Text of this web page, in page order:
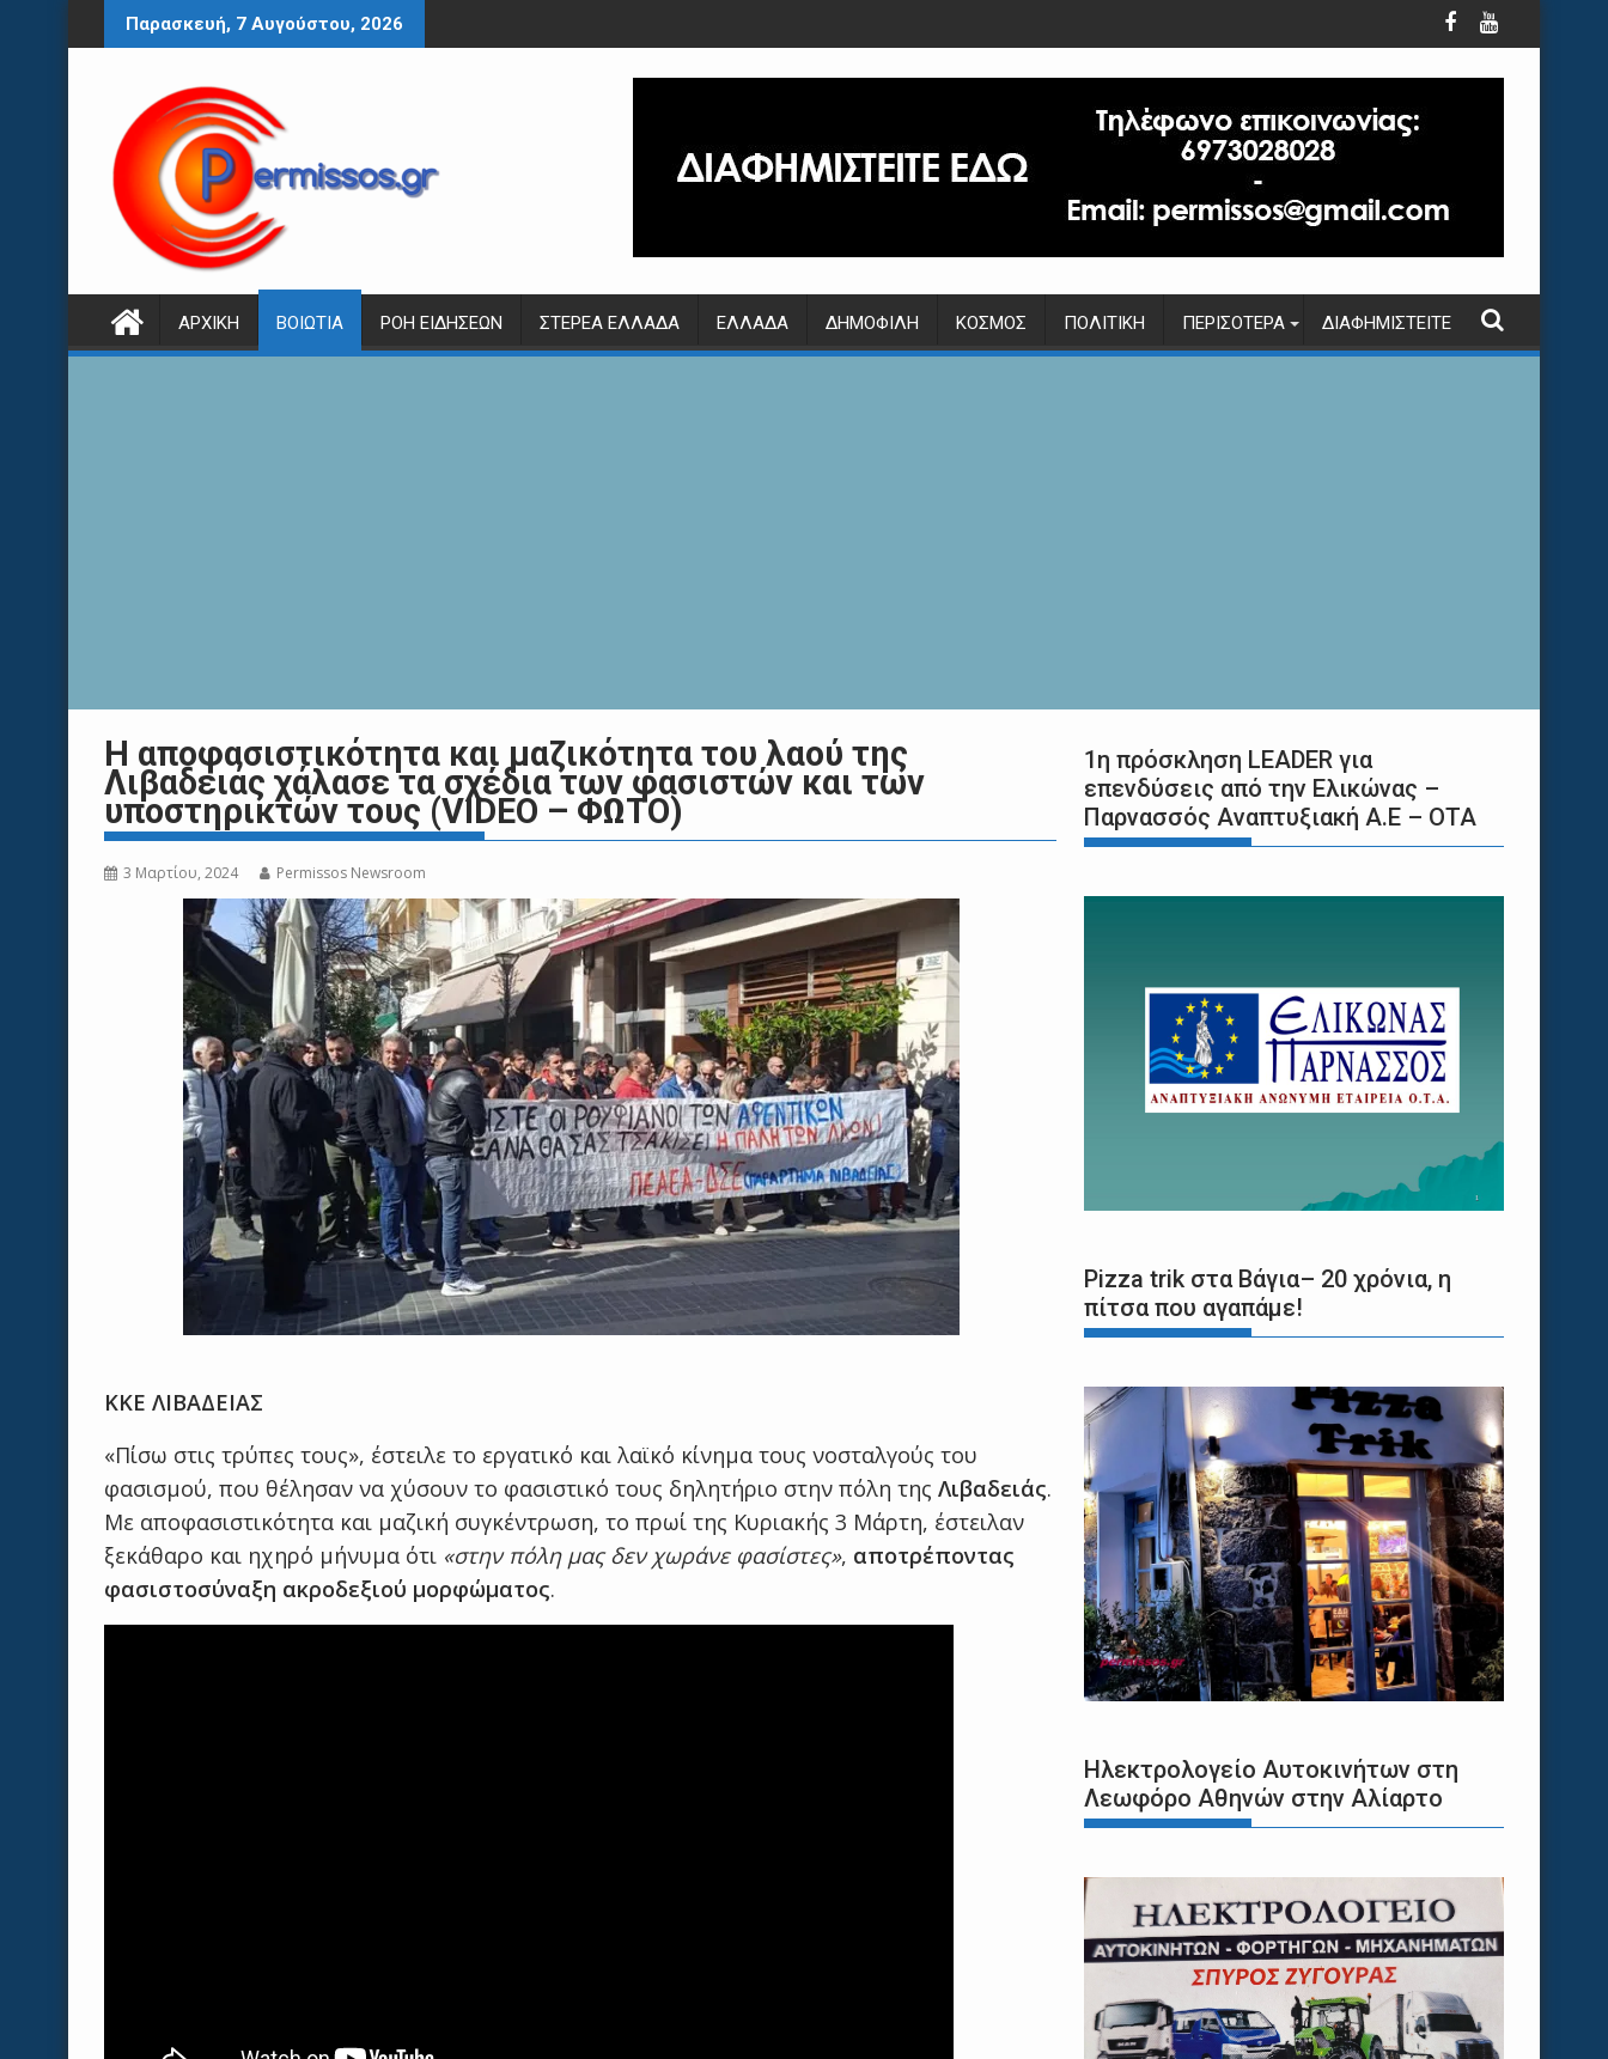
Περάστε
στο
Παρασκευή, 7 Αυγούστου, 2026
ΑΡΧΙΚΉ ΒΟΙΩΤΊΑ ΡΟΉ ΕΙΔΉΣΕΩΝ ΣΤΕΡΕΆ ΕΛΛΆΔΑ ΕΛΛΆΔΑ ΔΗΜΟΦΙΛΉ ΚΌΣΜΟΣ ΠΟΛΙΤΙΚΉ ΠΕΡΙΣΌΤΕΡΑ ΔΙΑΦΗΜΙΣΤΕΊΤΕ
Η αποφασιστικότητα και μαζικότητα του λαού της
Λιβαδειάς χάλασε τα σχέδια των φασιστών και των
υποστηρικτών τους (VIDEO – ΦΩΤΟ)
3 Μαρτίου, 2024 Permissos Newsroom
ΚΚΕ ΛΙΒΑΔΕΙΑΣ
«Πίσω στις τρύπες τους», έστειλε το εργατικό και λαϊκό κίνημα τους νοσταλγούς του
φασισμού, που θέλησαν να χύσουν το φασιστικό τους δηλητήριο στην πόλη της Λιβαδειάς.
Με αποφασιστικότητα και μαζική συγκέντρωση, το πρωί της Κυριακής 3 Μάρτη, έστειλαν
ξεκάθαρο και ηχηρό μήνυμα ότι «στην πόλη μας δεν χωράνε φασίστες», αποτρέποντας
φασιστοσύναξη ακροδεξιού μορφώματος.
1η πρόσκληση LEADER για
επενδύσεις από την Ελικώνας –
Παρνασσός Αναπτυξιακή Α.Ε – ΟΤΑ
Pizza trik στα Βάγια– 20 χρόνια, η
πίτσα που αγαπάμε!
Ηλεκτρολογείο Αυτοκινήτων στη
Λεωφόρο Αθηνών στην Αλίαρτο